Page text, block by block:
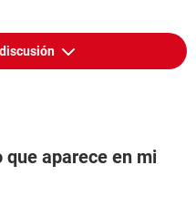
que aparece en mi